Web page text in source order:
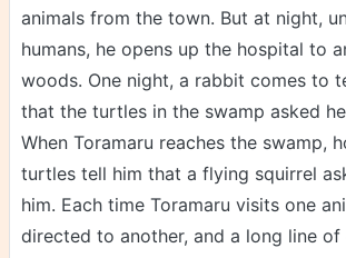
animals from the town. But at night,
humans, he opens up the hospital to
woods. One night, a rabbit comes to
that the turtles in the swamp asked
When Toramaru reaches the swamp,
turtles tell him that a flying squirrel
him. Each time Toramaru visits one
directed to another, and a long line of